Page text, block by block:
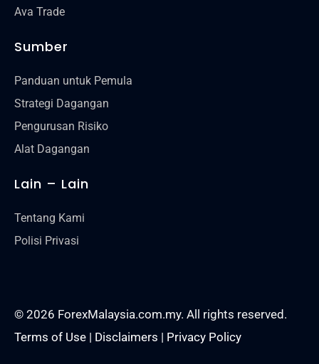
Ava Trade
Sumber
Panduan untuk Pemula
Strategi Dagangan
Pengurusan Risiko
Alat Dagangan
Lain – Lain
Tentang Kami
Polisi Privasi
© 2026 ForexMalaysia.com.my. All rights reserved.
Terms of Use| Disclaimers | Privacy Policy